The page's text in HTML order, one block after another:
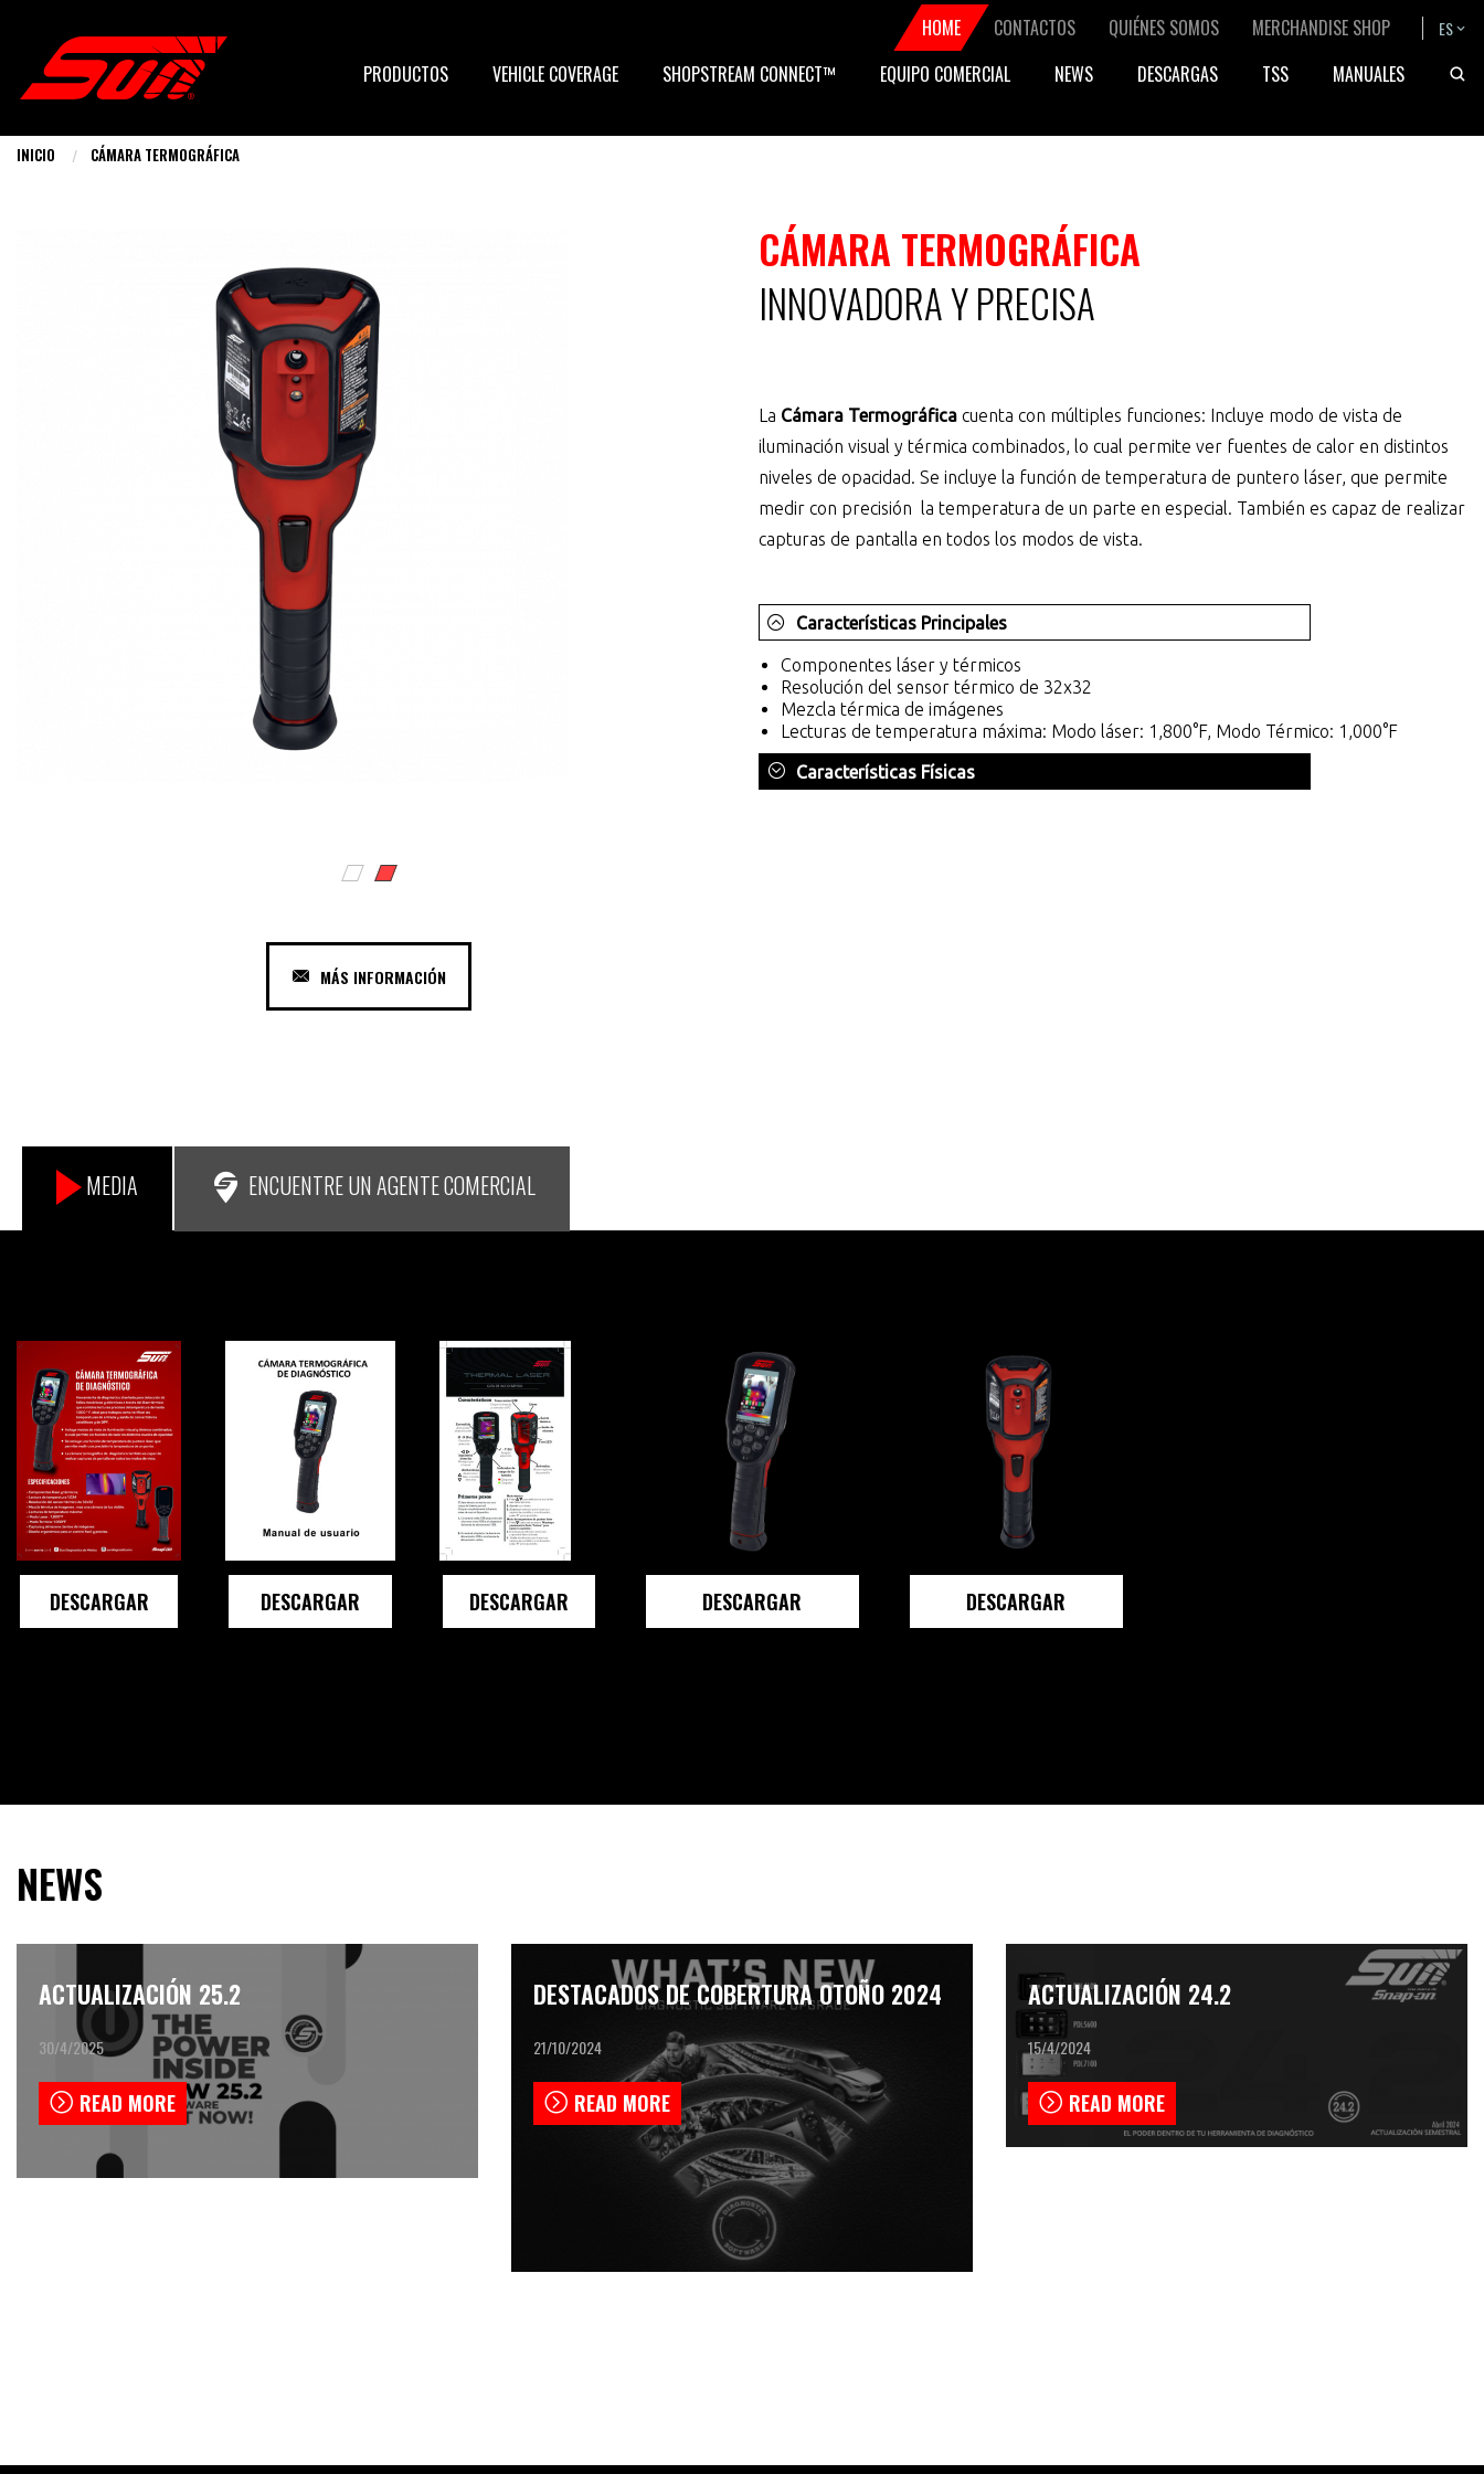
contenido
principal
Secondary
navigation
HOME CONTACTOS QUIÉNES SOMOS MERCHANDISE SHOP ES
Main
navigation
PRODUCTOS VEHICLE COVERAGE SHOPSTREAM CONNECT™ EQUIPO COMERCIAL NEWS DESCARGAS TSS MANUALES
Usted
INICIO CÁMARA TERMOGRÁFICA
MÁS INFORMACIÓN
CÁMARA TERMOGRÁFICA
INNOVADORA Y PRECISA
La Cámara Termográfica cuenta con múltiples funciones: Incluye modo de vista de
iluminación visual y térmica combinados, lo cual permite ver fuentes de calor en distintos
niveles de opacidad. Se incluye la función de temperatura de puntero láser, que permite
medir con precisión la temperatura de un parte en especial. También es capaz de realizar
capturas de pantalla en todos los modos de vista.
Características Principales
Componentes láser y térmicos
Resolución del sensor térmico de 32x32
Mezcla térmica de imágenes
Lecturas de temperatura máxima: Modo láser: 1,800°F, Modo Térmico: 1,000°F
Características Físicas
MEDIA ENCUENTRE UN AGENTE COMERCIAL
DESCARGAR DESCARGAR DESCARGAR DESCARGAR DESCARGAR
NEWS
ACTUALIZACIÓN 25.2
30/4/2025
READ MORE
DESTACADOS DE COBERTURA OTOÑO 2024
21/10/2024
READ MORE
ACTUALIZACIÓN 24.2
15/4/2024
READ MORE